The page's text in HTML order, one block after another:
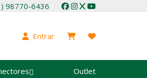
98770-6436
Entrar
Outlet